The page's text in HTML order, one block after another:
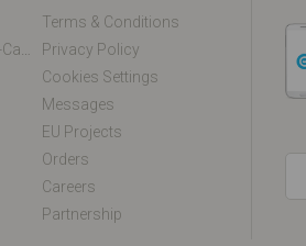
Terms & Conditions
Privacy Policy
Cookies Settings
Messages
EU Projects
Orders
Careers
Partnership